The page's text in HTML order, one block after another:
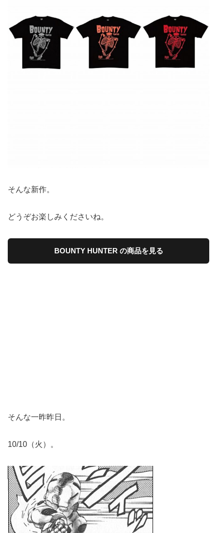
そんな新作。
どうぞお楽しみくださいね。
BOUNTY HUNTER の商品を見る
そんな一昨昨日。
10/10（火）。